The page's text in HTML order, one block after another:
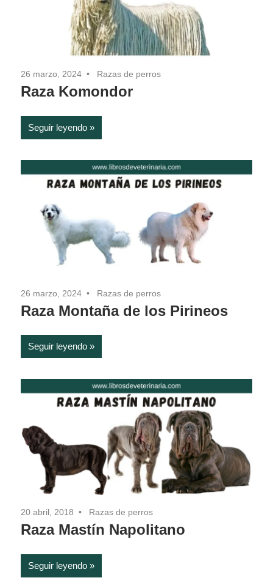
26 marzo, 2024 Razas de perros
Raza Komondor
Seguir leyendo
26 marzo, 2024 Razas de perros
Raza Montaña de los Pirineos
Seguir leyendo
20 abril, 2018 Razas de perros
Raza Mastín Napolitano
Seguir leyendo